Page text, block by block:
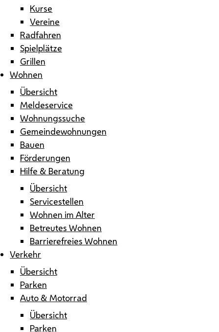
Kurse
Vereine
Radfahren
Spielplätze
Grillen
Wohnen
Übersicht
Meldeservice
Wohnungssuche
Gemeindewohnungen
Bauen
Förderungen
Hilfe & Beratung
Übersicht
Servicestellen
Wohnen im Alter
Betreutes Wohnen
Barrierefreies Wohnen
Verkehr
Übersicht
Parken
Auto & Motorrad
Übersicht
Parken